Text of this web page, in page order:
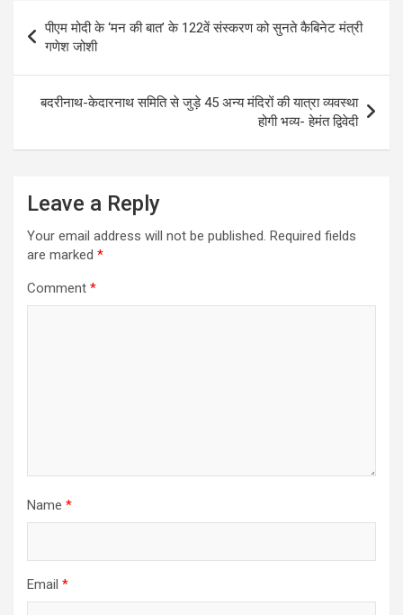
Post
navigation
पीएम मोदी के ‘मन की बात’ के 122वें संस्करण को सुनते कैबिनेट मंत्री
गणेश जोशी
बदरीनाथ-केदारनाथ समिति से जुड़े 45 अन्य मंदिरों की यात्रा व्यवस्था
होगी भव्य- हेमंत द्विवेदी
Leave a Reply
Your email address will not be published. Required fields
are marked *
Comment *
Name *
Email *